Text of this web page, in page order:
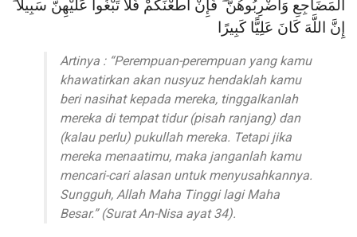
الْمَضَاجِعِ وَاضْرِبُوهُنَّ ۖ فَإِنْ أَطَعْنَكُمْ فَلَا تَبْغُوا عَلَيْهِنَّ سَبِيلًا ۗ
إِنَّ اللَّهَ كَانَ عَلِيًّا كَبِيرًا
Artinya : “Perempuan-perempuan yang kamu
khawatirkan akan nusyuz hendaklah kamu
beri nasihat kepada mereka, tinggalkanlah
mereka di tempat tidur (pisah ranjang) dan
(kalau perlu) pukullah mereka. Tetapi jika
mereka menaatimu, maka janganlah kamu
mencari-cari alasan untuk menyusahkannya.
Sungguh, Allah Maha Tinggi lagi Maha
Besar.” (Surat An-Nisa ayat 34).